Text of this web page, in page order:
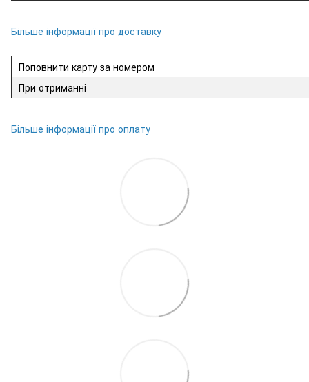
Більше інформації про доставку
Поповнити карту за номером
При отриманні
Більше інформації про оплату